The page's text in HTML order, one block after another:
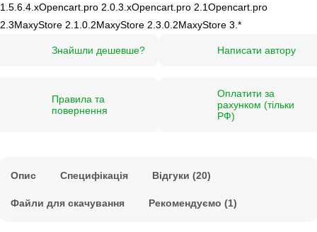
1.5.6.4.хOpencart.pro 2.0.3.хOpencart.pro 2.1Opencart.pro
2.3MaxyStore 2.1.0.2MaxyStore 2.3.0.2MaxyStore 3.*
Знайшли дешевше? Написати автору
Правила та
повернення
Оплатити за
рахунком (тільки
РФ)
Опис Специфікація Відгуки (20)
Файли для скачування Рекомендуємо (1)